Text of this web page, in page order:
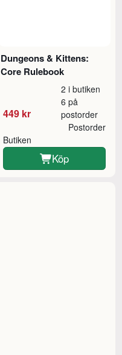
Dungeons & Kittens:
Core Rulebook
449 kr
2 i butiken
6 på
postorder
Butiken
Postorder
Köp